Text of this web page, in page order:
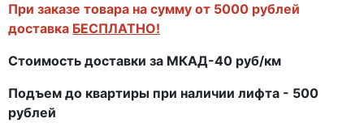
При заказе товара на сумму от 5000 рублей
доставка БЕСПЛАТНО!
Стоимость доставки за МКАД-40 руб/км
Подъем до квартиры при наличии лифта - 500
рублей